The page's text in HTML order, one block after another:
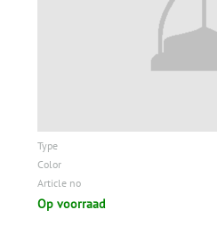
Type
Color
Article no
Op voorraad